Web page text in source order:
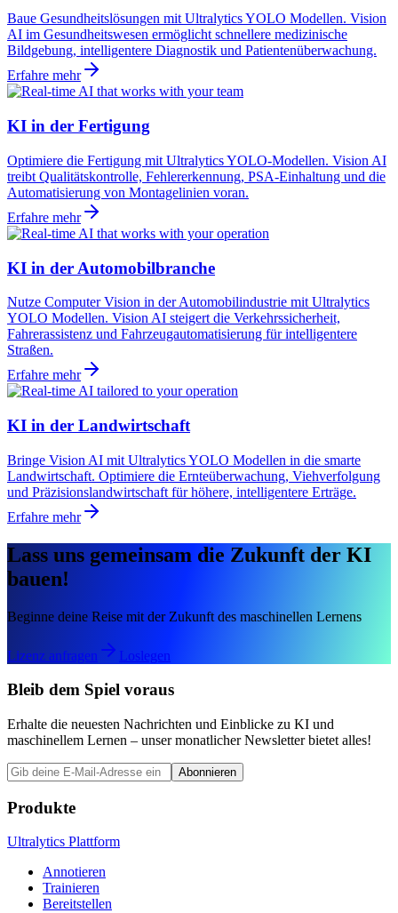
Baue Gesundheitslösungen mit Ultralytics YOLO Modellen. Vision
AI im Gesundheitswesen ermöglicht schnellere medizinische
Bildgebung, intelligentere Diagnostik und Patientenüberwachung.
Erfahre mehr
KI in der Fertigung
Optimiere die Fertigung mit Ultralytics YOLO-Modellen. Vision AI
treibt Qualitätskontrolle, Fehlererkennung, PSA-Einhaltung und die
Automatisierung von Montagelinien voran.
Erfahre mehr
KI in der Automobilbranche
Nutze Computer Vision in der Automobilindustrie mit Ultralytics
YOLO Modellen. Vision AI steigert die Verkehrssicherheit,
Fahrerassistenz und Fahrzeugautomatisierung für intelligentere
Straßen.
Erfahre mehr
KI in der Landwirtschaft
Bringe Vision AI mit Ultralytics YOLO Modellen in die smarte
Landwirtschaft. Optimiere die Ernteüberwachung, Viehverfolgung
und Präzisionslandwirtschaft für höhere, intelligentere Erträge.
Erfahre mehr
Lass uns gemeinsam die Zukunft der KI
bauen!
Beginne deine Reise mit der Zukunft des maschinellen Lernens
Lizenz anfragen Loslegen
Bleib dem Spiel voraus
Erhalte die neuesten Nachrichten und Einblicke zu KI und
maschinellem Lernen – unser monatlicher Newsletter bietet alles!
Abonnieren
Produkte
Ultralytics Plattform
Annotieren
Trainieren
Bereitstellen